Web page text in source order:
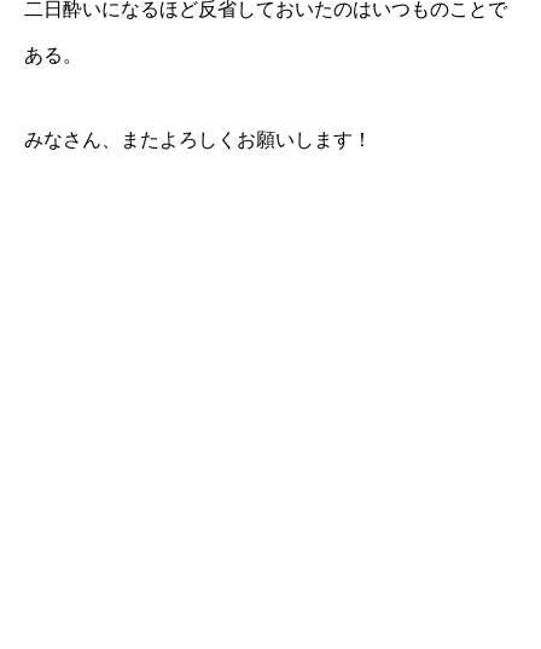
二日酔いになるほど反省しておいたのはいつものことで
ある。
みなさん、またよろしくお願いします！